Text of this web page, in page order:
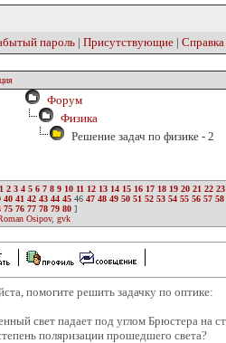
пароль | Присутствующие | Справка
Форум
Физика
Решение задач по физике - 2
1 2 3 4 5 6 7 8 9 10 11 12 13 14 15 16 17 18 19 20 21 22 23
40 41 42 43 44 45 46 47 48 49 50 51 52 53 54 55 56 57 58
75 76 77 78 79 80 ]
Osipov, gvk
помогите решить задачку по оптике:
свет падает под углом Брюстера на
поляризации прошедшего света?